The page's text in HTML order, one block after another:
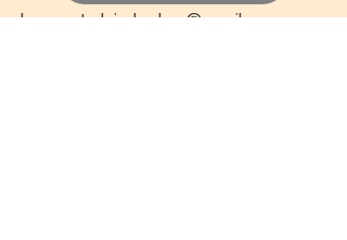
lessecretsdejade.shop@gmail.com